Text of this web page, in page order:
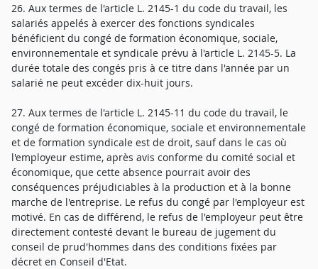
26. Aux termes de l'article L. 2145-1 du code du travail, les
salariés appelés à exercer des fonctions syndicales
bénéficient du congé de formation économique, sociale,
environnementale et syndicale prévu à l'article L. 2145-5. La
durée totale des congés pris à ce titre dans l'année par un
salarié ne peut excéder dix-huit jours.
27. Aux termes de l'article L. 2145-11 du code du travail, le
congé de formation économique, sociale et environnementale
et de formation syndicale est de droit, sauf dans le cas où
l'employeur estime, après avis conforme du comité social et
économique, que cette absence pourrait avoir des
conséquences préjudiciables à la production et à la bonne
marche de l'entreprise. Le refus du congé par l'employeur est
motivé. En cas de différend, le refus de l'employeur peut être
directement contesté devant le bureau de jugement du
conseil de prud'hommes dans des conditions fixées par
décret en Conseil d'Etat.